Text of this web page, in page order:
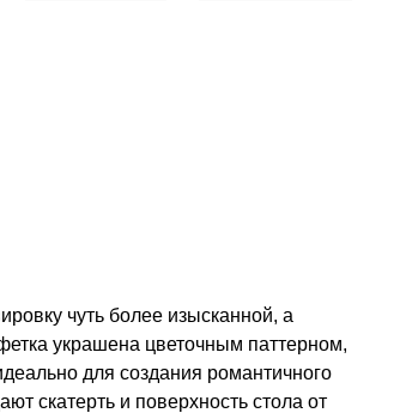
чуть более изысканной, а
украшена цветочным паттерном,
для создания романтичного
скатерть и поверхность стола от